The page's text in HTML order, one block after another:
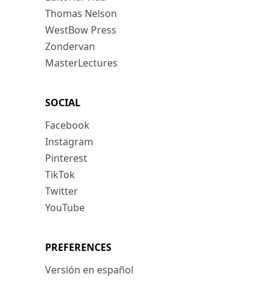
Thomas Nelson
WestBow Press
Zondervan
MasterLectures
SOCIAL
Facebook
Instagram
Pinterest
TikTok
Twitter
YouTube
PREFERENCES
Versión en español